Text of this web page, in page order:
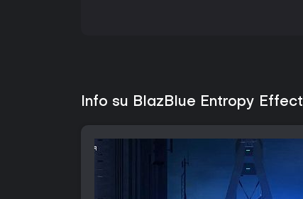
Info su BlazBlue Entropy Effect